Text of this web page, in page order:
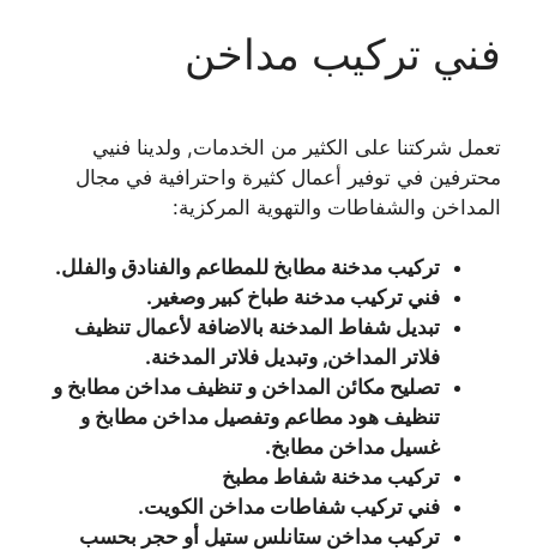
فني تركيب مداخن
تعمل شركتنا على الكثير من الخدمات, ولدينا فنيي
محترفين في توفير أعمال كثيرة واحترافية في مجال
المداخن والشفاطات والتهوية المركزية:
تركيب مدخنة مطابخ للمطاعم والفنادق والفلل.
فني تركيب مدخنة طباخ كبير وصغير.
تبديل شفاط المدخنة بالاضافة لأعمال تنظيف
فلاتر المداخن, وتبديل فلاتر المدخنة.
تصليح مكائن المداخن و تنظيف مداخن مطابخ و
تنظيف هود مطاعم وتفصيل مداخن مطابخ و
غسيل مداخن مطابخ.
تركيب مدخنة شفاط مطبخ
فني تركيب شفاطات مداخن الكويت.
تركيب مداخن ستانلس ستيل أو حجر بحسب